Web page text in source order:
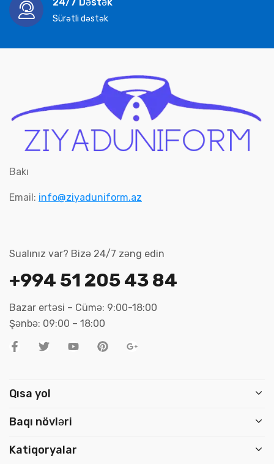
Sürətli dəstək
Bakı
Email: info@ziyaduniform.az
Sualınız var? Bizə 24/7 zəng edin
+994 51 205 43 84
Bazar ertəsi – Cümə: 9:00-18:00
Şənbə: 09:00 – 18:00
Qısa yol
Baqı növləri
Katiqoryalar